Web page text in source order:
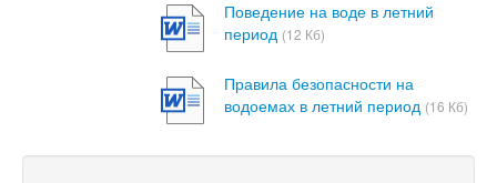
Поведение на воде в летний
период (12 Кб)
Правила безопасности на
водоемах в летний период (16 Кб)